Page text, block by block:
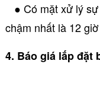
● Có mặt xử lý
chậm nhất là 12
4. Báo giá lắp đặt